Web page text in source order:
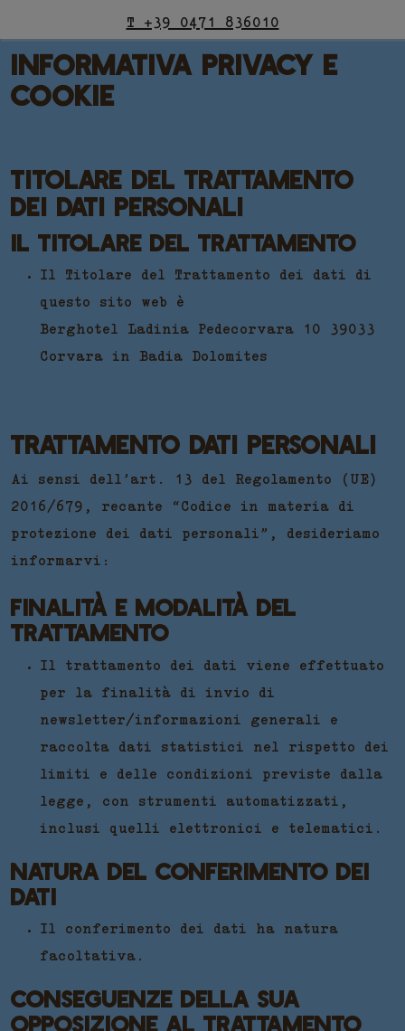
T +39 0471 836010
INFORMATIVA PRIVACY E
COOKIE
TITOLARE DEL TRATTAMENTO
DEI DATI PERSONALI
IL TITOLARE DEL TRATTAMENTO
Il Titolare del Trattamento dei dati di
questo sito web è
Berghotel Ladinia Pedecorvara 10 39033
Corvara in Badia Dolomites
TRATTAMENTO DATI PERSONALI
Ai sensi dell’art. 13 del Regolamento (UE)
2016/679, recante “Codice in materia di
protezione dei dati personali”, desideriamo
informarvi:
FINALITÀ E MODALITÀ DEL
TRATTAMENTO
Il trattamento dei dati viene effettuato
per la finalità di invio di
newsletter/informazioni generali e
raccolta dati statistici nel rispetto dei
limiti e delle condizioni previste dalla
legge, con strumenti automatizzati,
inclusi quelli elettronici e telematici.
NATURA DEL CONFERIMENTO DEI
DATI
Il conferimento dei dati ha natura
facoltativa.
CONSEGUENZE DELLA SUA
OPPOSIZIONE AL TRATTAMENTO